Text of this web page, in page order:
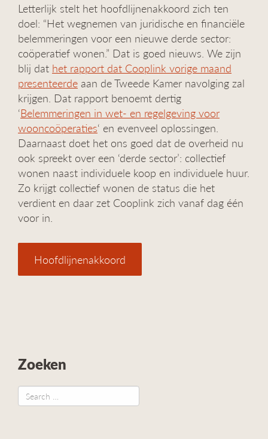
Letterlijk stelt het hoofdlijnenakkoord zich ten
doel: “Het wegnemen van juridische en financiële
belemmeringen voor een nieuwe derde sector:
coöperatief wonen.” Dat is goed nieuws. We zijn
blij dat het rapport dat Cooplink vorige maand
presenteerde aan de Tweede Kamer navolging zal
krijgen. Dat rapport benoemt dertig
‘Belemmeringen in wet- en regelgeving voor
wooncoöperaties‘ en evenveel oplossingen.
Daarnaast doet het ons goed dat de overheid nu
ook spreekt over een ‘derde sector’: collectief
wonen naast individuele koop en individuele huur.
Zo krijgt collectief wonen de status die het
verdient en daar zet Cooplink zich vanaf dag één
voor in.
Hoofdlijnenakkoord
Zoeken